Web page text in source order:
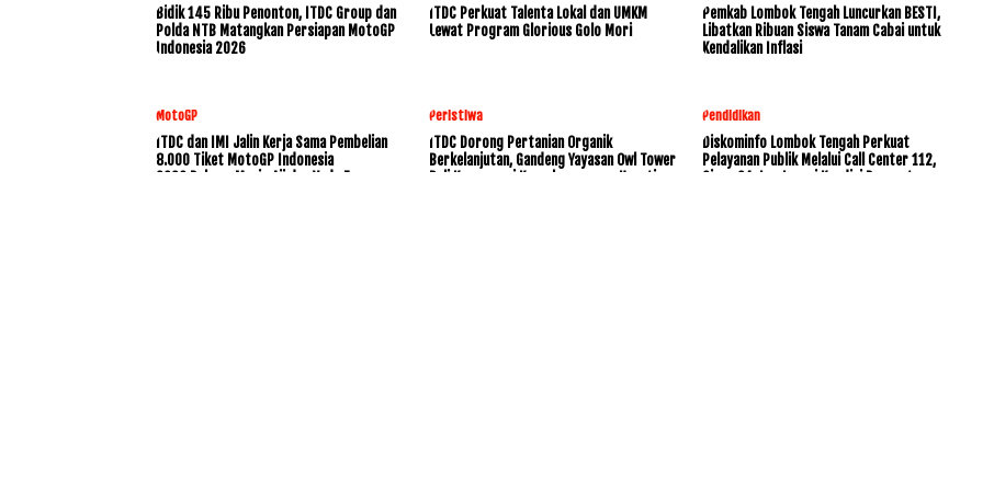
Bidik 145 Ribu Penonton, ITDC Group dan
Polda NTB Matangkan Persiapan MotoGP
Indonesia 2026
ITDC Perkuat Talenta Lokal dan UMKM
Lewat Program Glorious Golo Mori
Pemkab Lombok Tengah Luncurkan BESTI,
Libatkan Ribuan Siswa Tanam Cabai untuk
Kendalikan Inflasi
MotoGP
ITDC dan IMI Jalin Kerja Sama Pembelian
8.000 Tiket MotoGP Indonesia
2026,Dukung Mario Aji dan Veda Ega
Peristiwa
ITDC Dorong Pertanian Organik
Berkelanjutan, Gandeng Yayasan Owl Tower
Bali Konservasi Keanekaragaman Hayati
Pendidikan
Diskominfo Lombok Tengah Perkuat
Pelayanan Publik Melalui Call Center 112,
Siaga 24 Jam Layani Kondisi Darurat